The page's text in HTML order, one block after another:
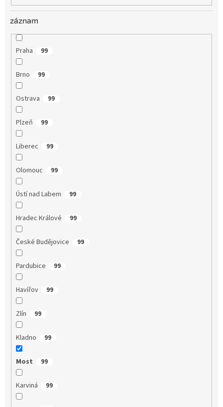
záznam
Praha 99
Brno 99
Ostrava 99
Plzeň 99
Liberec 99
Olomouc 99
Ústí nad Labem 99
Hradec Králové 99
České Budějovice 99
Pardubice 99
Havířov 99
Zlín 99
Kladno 99
Most 99
Karviná 99